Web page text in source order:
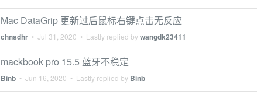
Mac DataGrip 更新过后鼠标右键点击无反应
chnsdhr • Jul 31, 2020 • Lastly replied bywangdk23411
mackbook pro 15.5 蓝牙不稳定
Binb • Jun 16, 2020 • Lastly replied by Binb